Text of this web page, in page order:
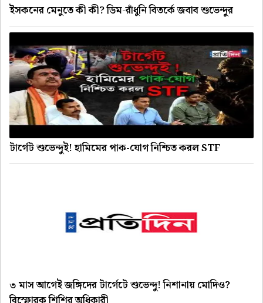
ইসকনের মেনুতে কী কী? ডিম-রাঁধুনি বিতর্কে জবাব শুভেন্দুর
টার্গেট শুভেন্দুই! হামিমের পাক-যোগ নিশ্চিত করল STF
৩ মাস আগেই জঙ্গিদের টার্গেটে শুভেন্দু! নিশানায় মোদিও?